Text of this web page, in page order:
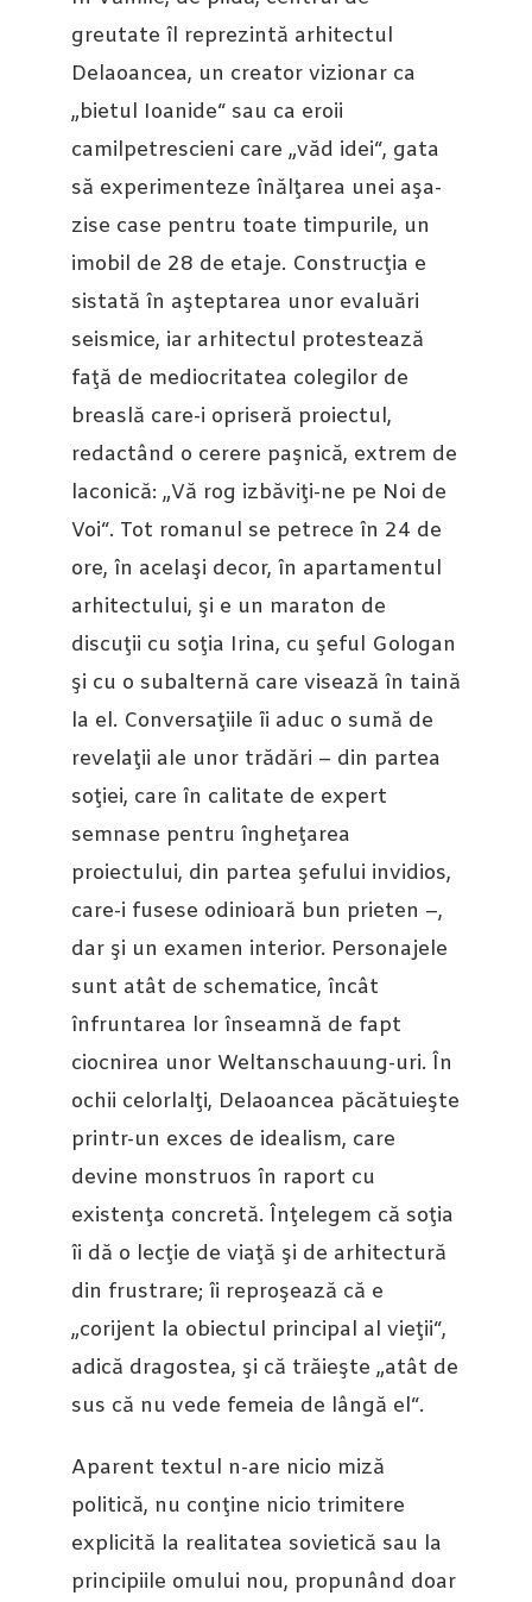
greutate îl reprezintă arhitectul
Delaoancea, un creator vizionar ca
„bietul Ioanide“ sau ca eroii
camilpetrescieni care „văd idei“, gata
să experimenteze înălţarea unei aşa-
zise case pentru toate timpurile, un
imobil de 28 de etaje. Construcţia e
sistată în aşteptarea unor evaluări
seismice, iar arhitectul protestează
faţă de mediocritatea colegilor de
breaslă care-i opriseră proiectul,
redactând o cerere paşnică, extrem de
laconică: „Vă rog izbăviţi-ne pe Noi de
Voi“. Tot romanul se petrece în 24 de
ore, în acelaşi decor, în apartamentul
arhitectului, şi e un maraton de
discuţii cu soţia Irina, cu şeful Gologan
şi cu o subalternă care visează în taină
la el. Conversaţiile îi aduc o sumă de
revelaţii ale unor trădări – din partea
soţiei, care în calitate de expert
semnase pentru îngheţarea
proiectului, din partea şefului invidios,
care-i fusese odinioară bun prieten –,
dar şi un examen interior. Personajele
sunt atât de schematice, încât
înfruntarea lor înseamnă de fapt
ciocnirea unor Weltanschauung-uri. În
ochii celorlalţi, Delaoancea păcătuieşte
printr-un exces de idealism, care
devine monstruos în raport cu
existenţa concretă. Înţelegem că soţia
îi dă o lecţie de viaţă şi de arhitectură
din frustrare; îi reproşează că e
„corijent la obiectul principal al vieţii“,
adică dragostea, şi că trăieşte „atât de
sus că nu vede femeia de lângă el“.
Aparent textul n-are nicio miză
politică, nu conţine nicio trimitere
explicită la realitatea sovietică sau la
principiile omului nou, propunând doar